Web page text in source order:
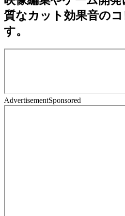
質なカット効果音の
す。
AdvertisementSponsored